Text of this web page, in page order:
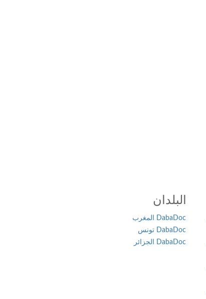
البلدان
DabaDoc المغرب
DabaDoc تونس
DabaDoc الجزائر